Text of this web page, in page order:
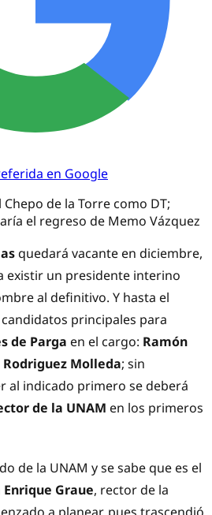
en Google
de la Torre como DT;
el regreso de Memo Vázquez
quedará vacante en diciembre,
existir un presidente interino
al definitivo. Y hasta el
principales para
de Parga en el cargo: Ramón
Rodriguez Molleda; sin
al indicado primero se deberá
de la UNAM en los primeros
de la UNAM y se sabe que es el
Enrique Graue, rector de la